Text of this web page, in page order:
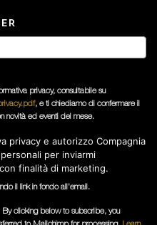
privacy, consultabile su
, e ti chiediamo di confermare il
novità ed eventi del mese.
privacy e autorizzo Compagnia
per inviarmi
finalità di marketing.
il link in fondo all'email.
clicking below to subscribe, you